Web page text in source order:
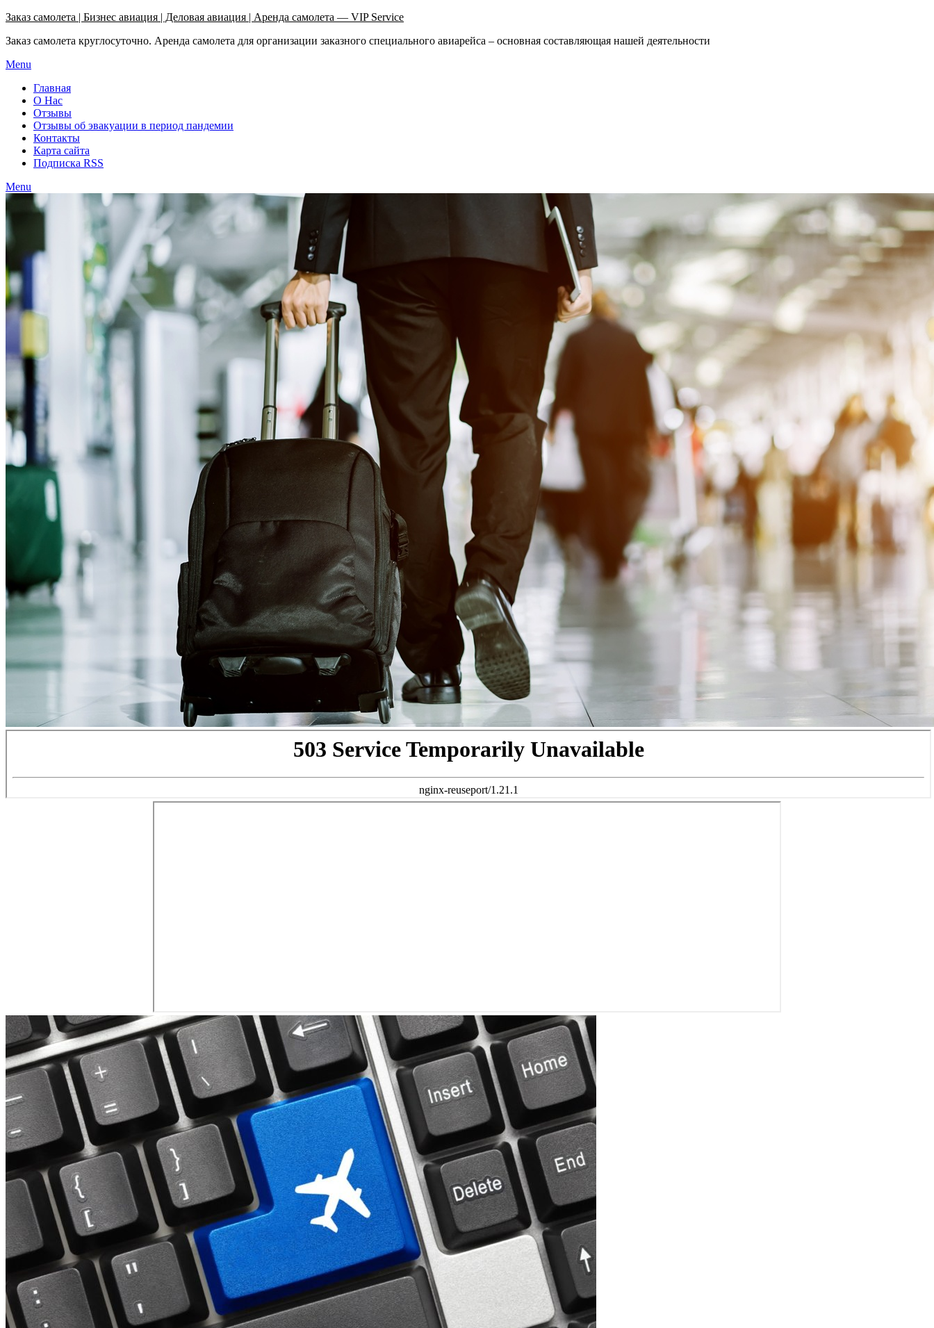
Заказ самолета | Бизнес авиация | Деловая авиация | Аренда самолета — VIP Service
Заказ самолета круглосуточно. Аренда самолета для организации заказного специального авиарейса – основная составляющая нашей деятельности
Menu
Главная
О Нас
Отзывы
Отзывы об эвакуации в период пандемии
Контакты
Карта сайта
Подписка RSS
Menu